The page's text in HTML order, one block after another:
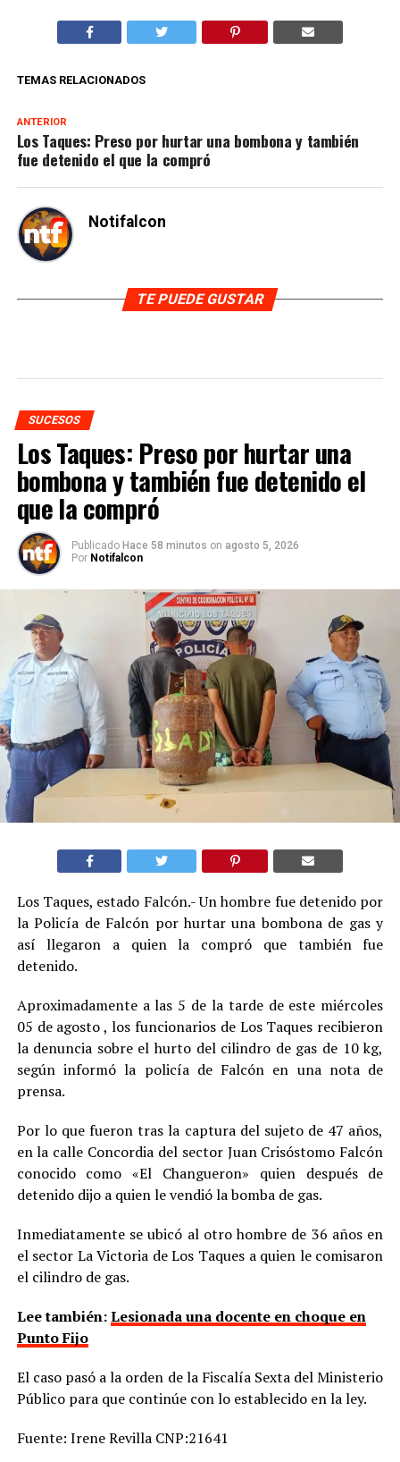
TEMAS RELACIONADOS
ANTERIOR
Los Taques: Preso por hurtar una bombona y también
fue detenido el que la compró
Notifalcon
TE PUEDE GUSTAR
SUCESOS
Los Taques: Preso por hurtar una
bombona y también fue detenido el
que la compró
Publicado Hace 58 minutos on agosto 5, 2026
Por Notifalcon
Los Taques, estado Falcón.- Un hombre fue detenido por
la Policía de Falcón por hurtar una bombona de gas y
así llegaron a quien la compró que también fue
detenido.
Aproximadamente a las 5 de la tarde de este miércoles
05 de agosto , los funcionarios de Los Taques recibieron
la denuncia sobre el hurto del cilindro de gas de 10 kg,
según informó la policía de Falcón en una nota de
prensa.
Por lo que fueron tras la captura del sujeto de 47 años,
en la calle Concordia del sector Juan Crisóstomo Falcón
conocido como «El Changueron» quien después de
detenido dijo a quien le vendió la bomba de gas.
Inmediatamente se ubicó al otro hombre de 36 años en
el sector La Victoria de Los Taques a quien le comisaron
el cilindro de gas.
Lee también:Lesionada una docente en choque en
Punto Fijo
El caso pasó a la orden de la Fiscalía Sexta del Ministerio
Público para que continúe con lo establecido en la ley.
Fuente: Irene Revilla CNP:21641